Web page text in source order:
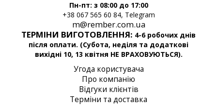
Пн-пт: з 08:00 до 17:00
+38 067 565 60 84, Telegram
m@rember.com.ua
ТЕРМІНИ ВИГОТОВЛЕННЯ: 4-6 робочих днів
після оплати. (Субота, неділя та додаткові
вихідні 10, 13 квітня НЕ ВРАХОВУЮТЬСЯ).
Угода користувача
Про компанію
Відгуки клієнтів
Терміни та доставка